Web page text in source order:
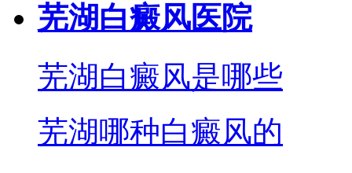
芜湖白癜风医院
芜湖白癜风是哪些
芜湖哪种白癜风的